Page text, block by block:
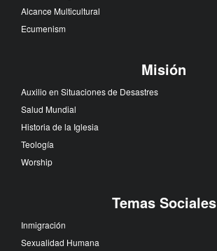
Alcance Multicultural
Ecumenism
Misión
Auxilio en Situaciones de Desastres
Salud Mundial
Historia de la Iglesia
Teología
Worship
Temas Sociales
Inmigración
Sexualidad Humana